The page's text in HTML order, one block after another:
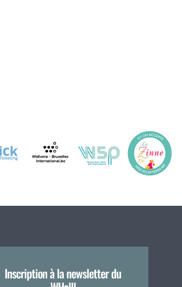
Inscription à la newsletter du